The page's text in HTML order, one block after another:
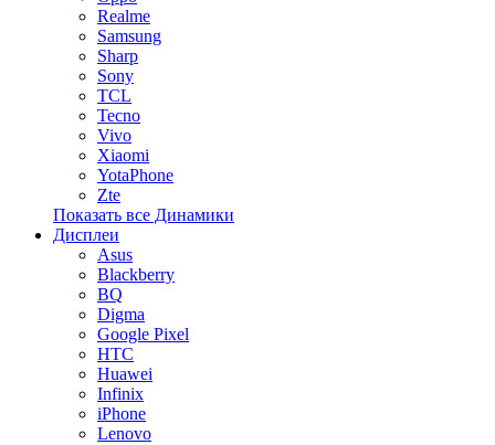
Realme
Samsung
Sharp
Sony
TCL
Tecno
Vivo
Xiaomi
YotaPhone
Zte
Показать все Динамики
Дисплеи
Asus
Blackberry
BQ
Digma
Google Pixel
HTC
Huawei
Infinix
iPhone
Lenovo